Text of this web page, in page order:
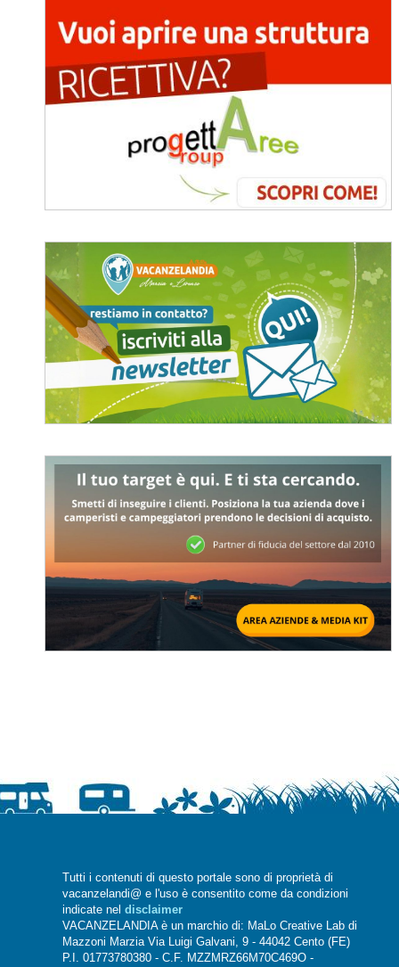
Tutti i contenuti di questo portale sono di proprietà di
vacanzelandi@ e l'uso è consentito come da condizioni
indicate nel disclaimer
VACANZELANDIA è un marchio di: MaLo Creative Lab di
Mazzoni Marzia Via Luigi Galvani, 9 - 44042 Cento (FE)
P.I. 01773780380 - C.F. MZZMRZ66M70C469O -